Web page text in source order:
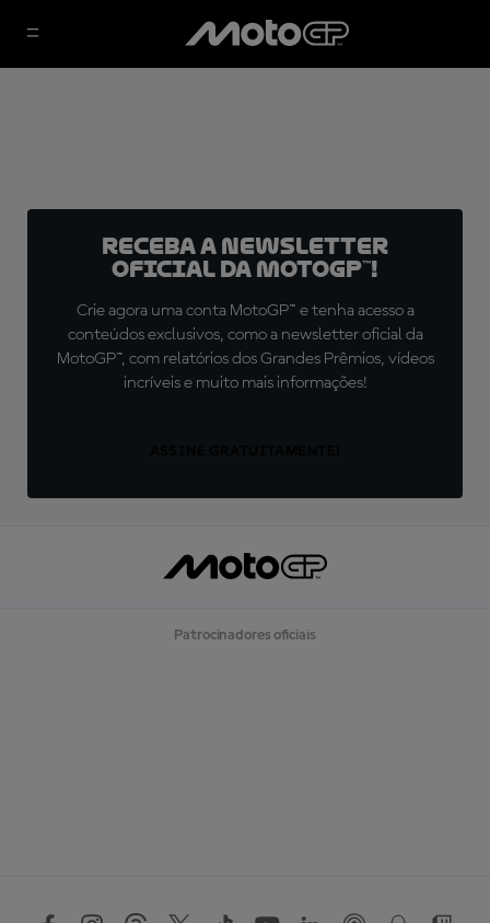
Receba a newsletter
oficial da MotoGP™!
Crie agora uma conta MotoGP™ e tenha acesso a
conteúdos exclusivos, como a newsletter oficial da
MotoGP™, com relatórios dos Grandes Prêmios, vídeos
incríveis e muito mais informações!
Patrocinadores oficiais